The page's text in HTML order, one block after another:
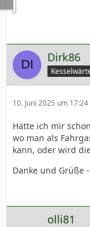
Dirk86
10. Juni 2025 um 17:24
Hatte ich mir
wo man als
kann, oder wird
Danke und Grüße
olli81